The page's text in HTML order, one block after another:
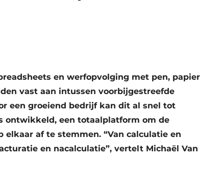
en werfopvolging met pen, papier
vast aan intussen voorbijgestreefde
een groeiend bedrijf kan dit al snel tot
ontwikkeld, een totaalplatform om de
af te stemmen. “Van calculatie en
en nacalculatie”, vertelt Michaël Van